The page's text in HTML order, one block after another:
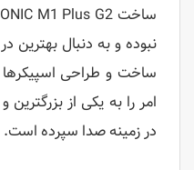
ساخت VIEWSONIC M1 Plus G2
نبوده و به دنبال بهترین
ساخت و طراحی
امر را به یکی از
در زمینه صدا سپرده است.